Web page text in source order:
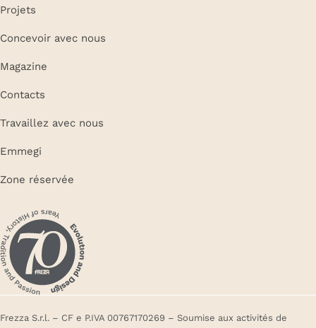
Projets
Concevoir avec nous
Magazine
Contacts
Travaillez avec nous
Emmegi
Zone réservée
Frezza S.r.l. – CF e P.IVA 00767170269 – Soumise aux activités de